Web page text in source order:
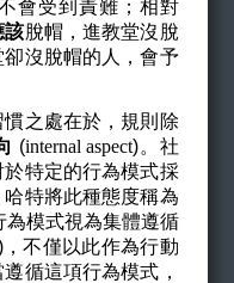
會受到責難；相對
該脫帽，進教堂沒脫
沒脫帽的人，會予
之處在於，規則除
(internal aspect)。社
特定的行為模式採
特將此種態度稱為
為模式視為集體遵循
，不僅以此作為行動
循這項行為模式，